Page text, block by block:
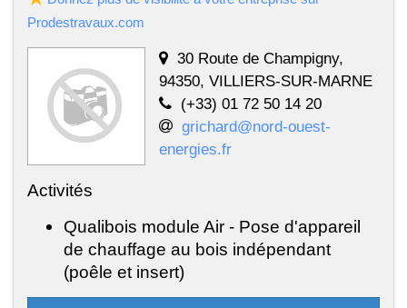
Prodestravaux.com
30 Route de Champigny,
94350, VILLIERS-SUR-MARNE
(+33) 01 72 50 14 20
grichard@nord-ouest-
energies.fr
Activités
Qualibois module Air - Pose d'appareil
de chauffage au bois indépendant
(poêle et insert)